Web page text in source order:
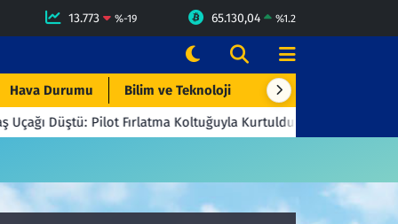
13.773 %-19 65.130,04 %1.2
Hava Durumu Bilim ve Teknoloji Çevre & Doğa
Düştü: Pilot Fırlatma Koltuğuyla Kurtuldu